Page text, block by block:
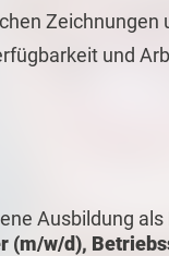
Zeichnungen
und
Ausbildung als
(m/w/d),